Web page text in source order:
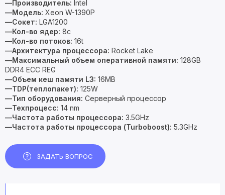
—Производитель: Intel
—Модель: Xeon W-1390P
—Сокет: LGA1200
—Кол-во ядер: 8c
—Кол-во потоков: 16t
—Архитектура процессора: Rocket Lake
—Максимальный объем оперативной памяти: 128GB
DDR4 ECC REG
—Объем кеш памяти L3: 16MB
—TDP(теплопакет): 125W
—Тип оборудования: Серверный процессор
—Техпроцесс: 14 nm
—Частота работы процессора: 3.5GHz
—Частота работы процессора (Turboboost): 5.3GHz
ЗАДАТЬ ВОПРОС